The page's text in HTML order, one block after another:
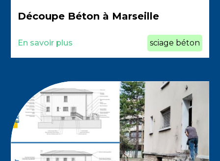
Découpe Béton à Marseille
En savoir plus sciage béton